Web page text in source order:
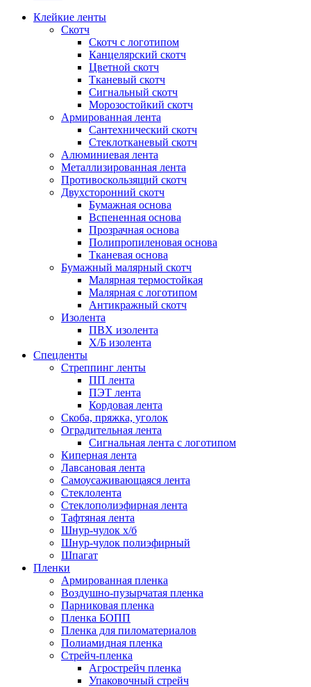
Клейкие ленты
Скотч
Скотч с логотипом
Канцелярский скотч
Цветной скотч
Тканевый скотч
Сигнальный скотч
Морозостойкий скотч
Армированная лента
Сантехнический скотч
Стеклотканевый скотч
Алюминиевая лента
Металлизированная лента
Противоскользящий скотч
Двухсторонний скотч
Бумажная основа
Вспененная основа
Прозрачная основа
Полипропиленовая основа
Тканевая основа
Бумажный малярный скотч
Малярная термостойкая
Малярная с логотипом
Антикражный скотч
Изолента
ПВХ изолента
Х/Б изолента
Спецленты
Стреппинг ленты
ПП лента
ПЭТ лента
Кордовая лента
Скоба, пряжка, уголок
Оградительная лента
Сигнальная лента с логотипом
Киперная лента
Лавсановая лента
Самоусаживающаяся лента
Стеклолента
Стеклополиэфирная лента
Тафтяная лента
Шнур-чулок х/б
Шнур-чулок полиэфирный
Шпагат
Пленки
Армированная пленка
Воздушно-пузырчатая пленка
Парниковая пленка
Пленка БОПП
Пленка для пиломатериалов
Полиамидная пленка
Стрейч-пленка
Агрострейч пленка
Упаковочный стрейч